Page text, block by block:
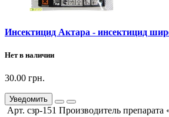
Инсектицид Актара - инсектицид
Нет в наличии
30.00 грн.
Уведомить
Арт. сзр-151 Производитель